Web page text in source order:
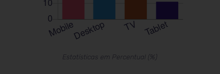
Estatísticas em Percentual (%)